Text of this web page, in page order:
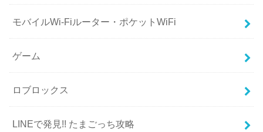
モバイルWi-Fiルーター・ポケットWiFi
ゲーム
ロブロックス
LINEで発見!! たまごっち攻略